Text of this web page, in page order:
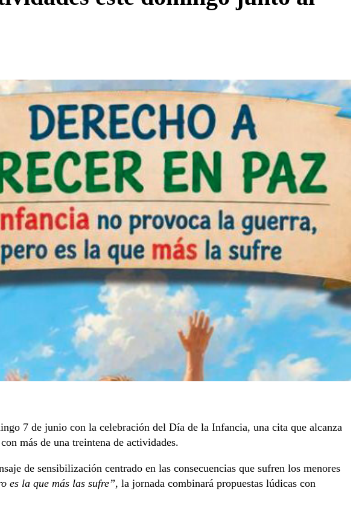
7 de junio con la celebración del Día de la Infancia, una cita que alcanza
más de una treintena de actividades.
de sensibilización centrado en las consecuencias que sufren los menores
es la que más las sufre”, la jornada combinará propuestas lúdicas con